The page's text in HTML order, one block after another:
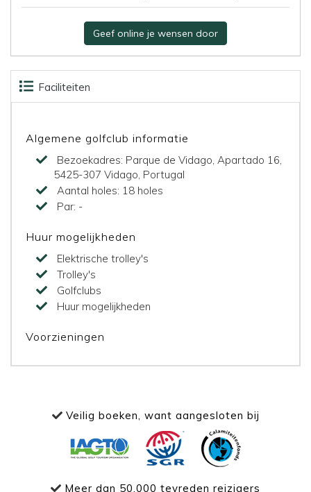
Geef online je wensen door
Faciliteiten
Algemene golfclub informatie
Bezoekadres: Parque de Vidago, Apartado 16,
5425-307 Vidago, Portugal
Aantal holes: 18 holes
Par: -
Huur mogelijkheden
Elektrische trolley's
Trolley's
Golfclubs
Huur mogelijkheden
Voorzieningen
Veilig boeken, want aangesloten bij
Meer dan 50.000 tevreden reizigers